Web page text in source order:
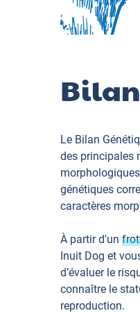
Le Bilan
des principales
génétiques
caractères
À partir d'un
Inuit Dog et
d’évaluer le
connaître le
reproduction.